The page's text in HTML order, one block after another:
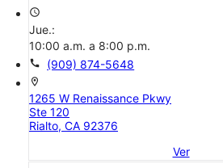
access_time
Jue.:
10:00 a.m. a 8:00 p.m.
call (909) 874-5648
location_on
1265 W Renaissance Pkwy
Ste 120
Rialto, CA 92376
Ver